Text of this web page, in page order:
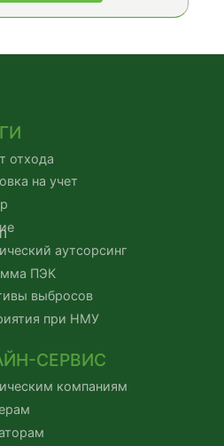
отхода
на учет
аутсорсинг
ПЭК
выбросов
при НМУ
СЕРВИС
компаниям